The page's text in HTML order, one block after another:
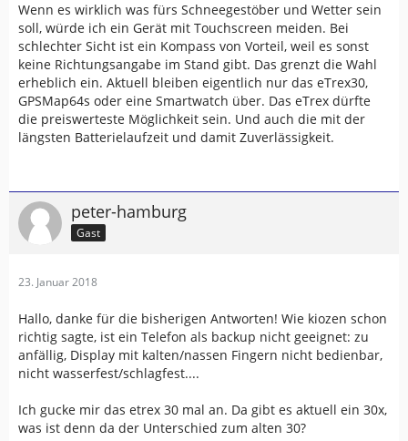
Wenn es wirklich was fürs Schneegestöber und Wetter sein
soll, würde ich ein Gerät mit Touchscreen meiden. Bei
schlechter Sicht ist ein Kompass von Vorteil, weil es sonst
keine Richtungsangabe im Stand gibt. Das grenzt die Wahl
erheblich ein. Aktuell bleiben eigentlich nur das eTrex30,
GPSMap64s oder eine Smartwatch über. Das eTrex dürfte
die preiswerteste Möglichkeit sein. Und auch die mit der
längsten Batterielaufzeit und damit Zuverlässigkeit.
peter-hamburg
Gast
23. Januar 2018
Hallo, danke für die bisherigen Antworten! Wie kiozen schon
richtig sagte, ist ein Telefon als backup nicht geeignet: zu
anfällig, Display mit kalten/nassen Fingern nicht bedienbar,
nicht wasserfest/schlagfest....
Ich gucke mir das etrex 30 mal an. Da gibt es aktuell ein 30x,
was ist denn da der Unterschied zum alten 30?